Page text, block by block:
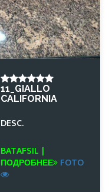
11_GIALLO
CALIFORNIA
DESC.
BATAFSIL |
ПОДРОБНЕЕ
FOTO